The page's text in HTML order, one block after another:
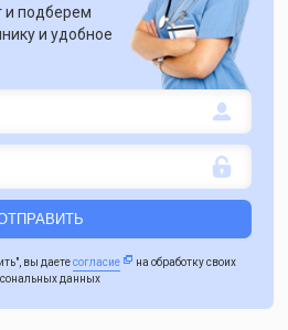
и подберем
и удобное
вы даетесогласие
на обработку своих
данных